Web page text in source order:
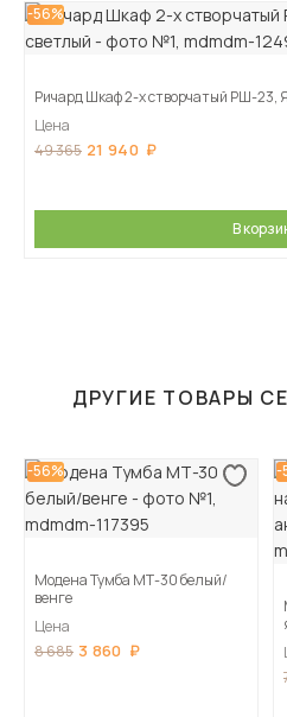
-56%
Ричард Шкаф 2-х створчатый РШ-23,
Цена
49 365 21 940
В
ДРУГИЕ ТОВАРЫ
-56%
Модена Тумба МТ-30 белый/
венге
Цена
8 685 3 860
-